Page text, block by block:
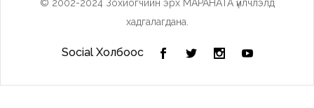
© 2002-2024 Зохиогчийн эрх МАРАНАТА үйлчлэлд
хадгалагдана.
Social Холбоос